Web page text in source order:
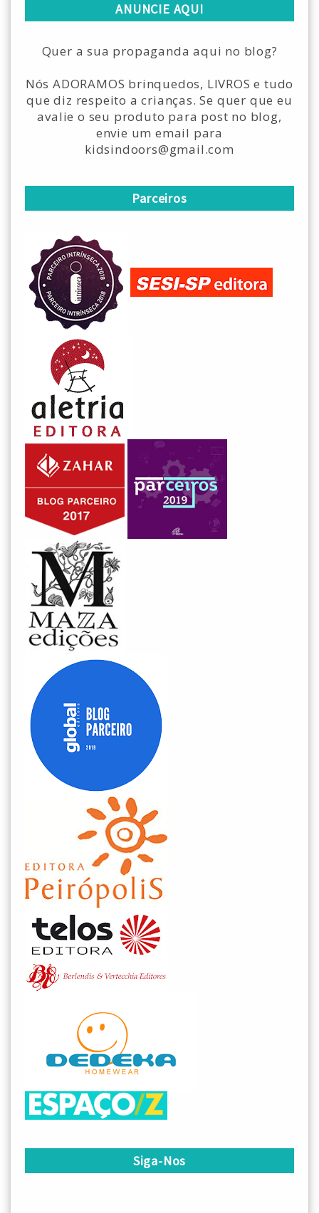
ANUNCIE AQUI
Quer a sua propaganda aqui no blog?
Nós ADORAMOS brinquedos, LIVROS e tudo
que diz respeito a crianças. Se quer que eu
avalie o seu produto para post no blog,
envie um email para
kidsindoors@gmail.com
Parceiros
Siga-Nos